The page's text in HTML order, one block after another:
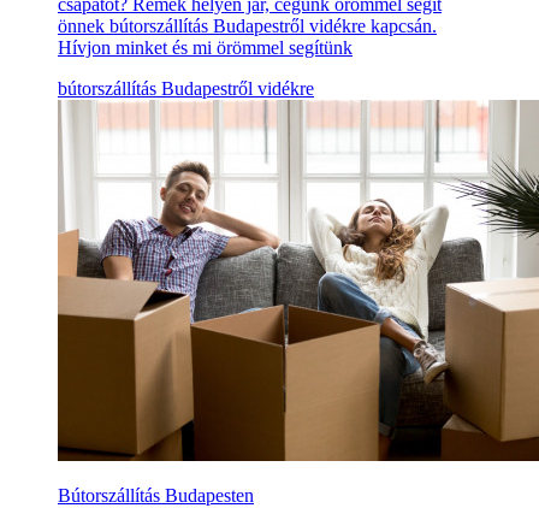
csapatot? Remek helyen jár, cégünk örömmel segít
önnek bútorszállítás Budapestről vidékre kapcsán.
Hívjon minket és mi örömmel segítünk
bútorszállítás Budapestről vidékre
Bútorszállítás Budapesten